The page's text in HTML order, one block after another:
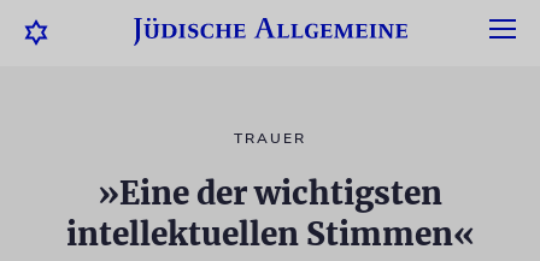
TRAUER
»Eine der wichtigsten
intellektuellen Stimmen«